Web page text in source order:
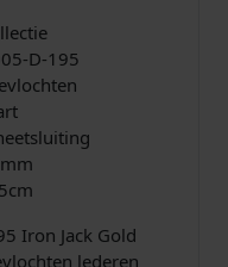
D-195
Iron Jack Gold
lederen